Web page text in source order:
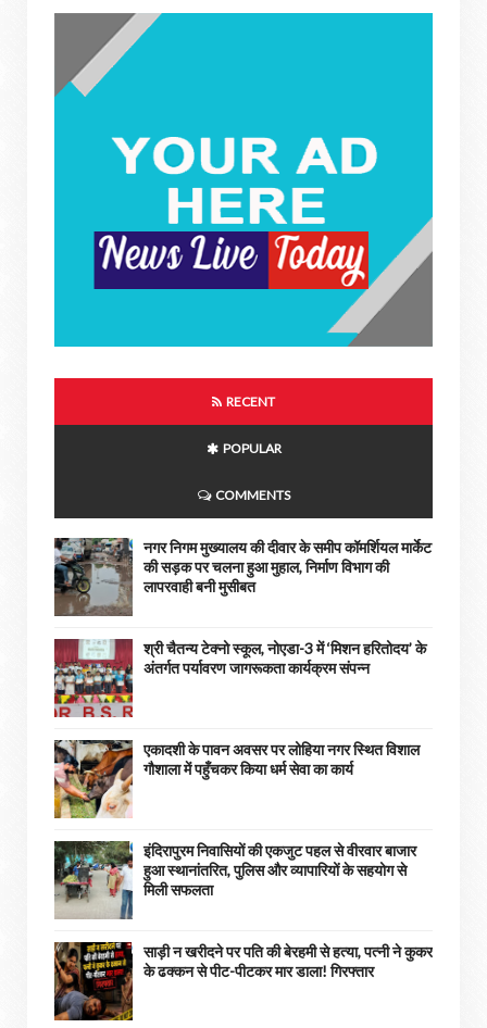
RECENT
POPULAR
COMMENTS
नगर निगम मुख्यालय की दीवार के समीप कॉमर्शियल मार्केट
की सड़क पर चलना हुआ मुहाल, निर्माण विभाग की
लापरवाही बनी मुसीबत
श्री चैतन्य टेक्नो स्कूल, नोएडा-3 में ‘मिशन हरितोदय’ के
अंतर्गत पर्यावरण जागरूकता कार्यक्रम संपन्न
एकादशी के पावन अवसर पर लोहिया नगर स्थित विशाल
गौशाला में पहुँचकर किया धर्म सेवा का कार्य
इंदिरापुरम निवासियों की एकजुट पहल से वीरवार बाजार
हुआ स्थानांतरित, पुलिस और व्यापारियों के सहयोग से
मिली सफलता
साड़ी न खरीदने पर पति की बेरहमी से हत्या, पत्नी ने कुकर
के ढक्कन से पीट-पीटकर मार डाला! गिरफ्तार